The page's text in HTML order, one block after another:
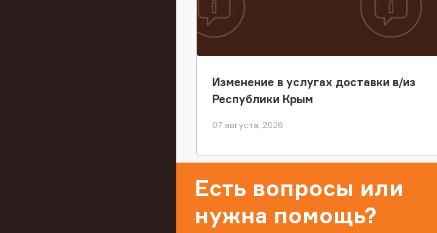
Изменение в услугах доставки в/из
Республики Крым
07 августа, 2026
Есть вопросы или
нужна помощь?